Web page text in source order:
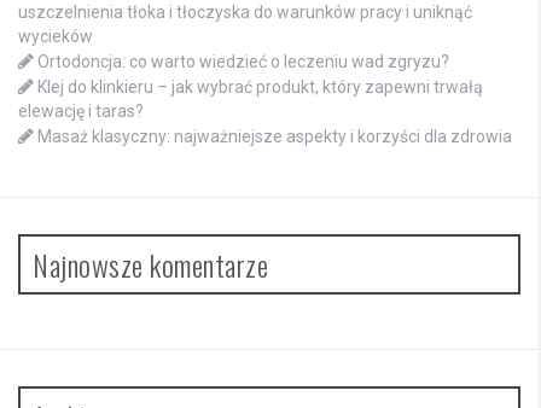
uszczelnienia tłoka i tłoczyska do warunków pracy i uniknąć
wycieków
Ortodoncja: co warto wiedzieć o leczeniu wad zgryzu?
Klej do klinkieru – jak wybrać produkt, który zapewni trwałą
elewację i taras?
Masaż klasyczny: najważniejsze aspekty i korzyści dla zdrowia
Najnowsze komentarze